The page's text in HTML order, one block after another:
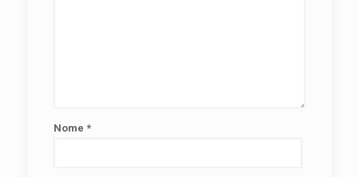
Nome *